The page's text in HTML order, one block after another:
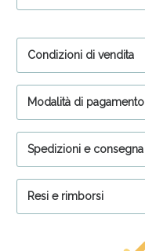
Condizioni di vendita
Modalità di pagamento
Spedizioni e consegna
Resi e rimborsi